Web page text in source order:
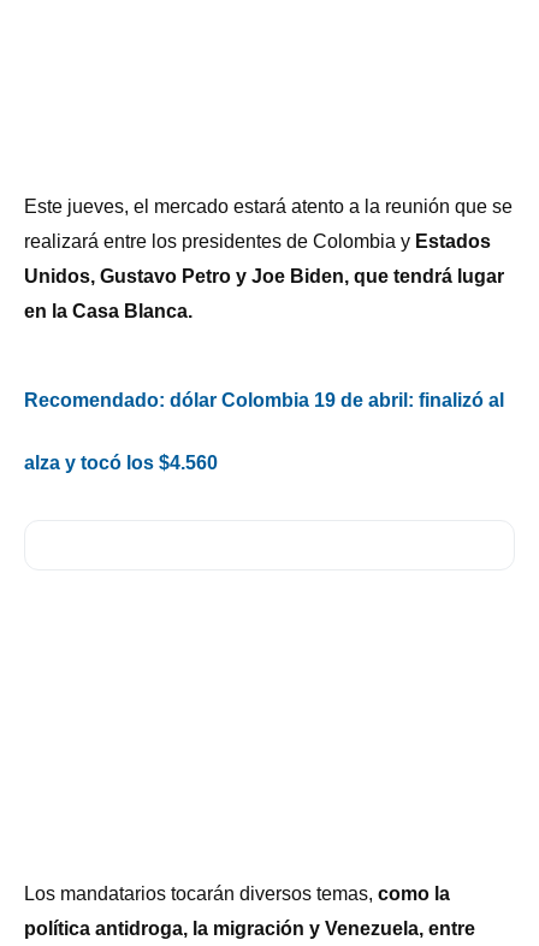
Este jueves, el mercado estará atento a la reunión que se
realizará entre los presidentes de Colombia y Estados
Unidos, Gustavo Petro y Joe Biden, que tendrá lugar
en la Casa Blanca.
Recomendado: dólar Colombia 19 de abril: finalizó al
alza y tocó los $4.560
Los mandatarios tocarán diversos temas, como la
política antidroga, la migración y Venezuela, entre